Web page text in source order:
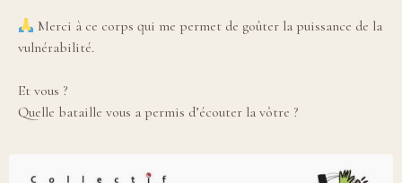
Merci à ce corps qui me permet de goûter la puissance de la
vulnérabilité.
Et vous ?
Quelle bataille vous a permis d’écouter la vôtre ?